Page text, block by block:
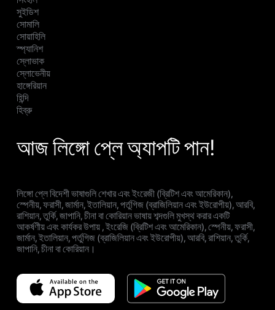
সুইডিশ
সোমালি
সোয়াহিলি
স্প্যানিশ
স্লোভাক
স্লোভেনীয়
হাঙ্গেরিয়ান
হিন্দি
হিব্রু
আজ লিঙ্গো প্লে অ্যাপটি পান!
লিঙ্গো প্লে বিদেশী ভাষাগুলি শেখার এবং ইংরেজী (ব্রিটিশ এবং আমেরিকান),
স্পেনীয়, ফরাসী, জার্মান, ইতালিয়ান, পর্তুগিজ (ব্রাজিলিয়ান এবং ইউরোপীয়), আরবি,
রাশিয়ান, তুর্কি, জাপানি, চীনা বা কোরিয়ান ভাষায় শব্দগুলি মুখস্থ করার একটি
আকর্ষণীয় এবং কার্যকর উপায় , ইংরেজি (ব্রিটিশ এবং আমেরিকান), স্পেনীয়, ফরাসী,
জার্মান, ইতালিয়ান, পর্তুগিজ (ব্রাজিলিয়ান এবং ইউরোপীয়), আরবি, রাশিয়ান, তুর্কি,
জাপানি, চীনা বা কোরিয়ান।